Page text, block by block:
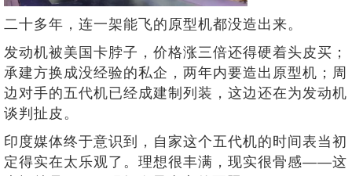
二十多年，连一架能飞的原型机都没造出来。
发动机被美国卡脖子，价格涨三倍还得硬着头皮买；
承建方换成没经验的私企，两年内要造出原型机；周
边对手的五代机已经成建制列装，这边还在为发动机
谈判扯皮。
印度媒体终于意识到，自家这个五代机的时间表当初
定得实在太乐观了。理想很丰满，现实很骨感——这